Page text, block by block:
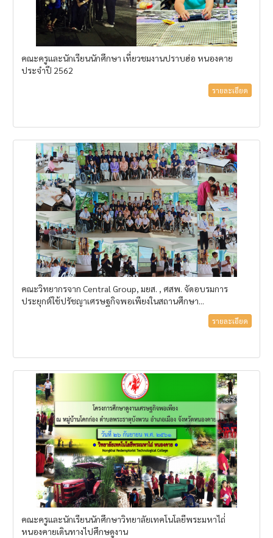
คณะครูและนักเรียนนักศึกษา เที่ยวชมงานปราบฮ่อ หนองคาย
ประจำปี 2562
รายละเอียด
คณะวิทยากรจาก Central Group, มยส. , ศสพ. จัดอบรมการ
ประยุกต์ใช้ปรัชญาเศรษฐกิจพอเพียงในสถานศึกษา...
รายละเอียด
คณะครูและนักเรียนนักศึกษาวิทยาลัยเทคโนโลยีพระมหาไถ่่
หนองคายเดินทางไปศึกษดูงาน